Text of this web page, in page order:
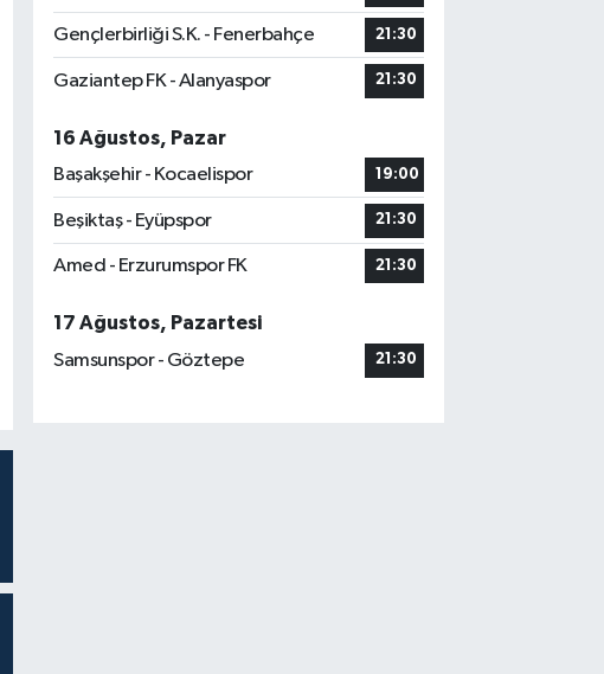
Gençlerbirliği S.K. - Fenerbahçe 21:30
Gaziantep FK - Alanyaspor 21:30
16 Ağustos, Pazar
Başakşehir - Kocaelispor
19:00
Beşiktaş - Eyüpspor 21:30
Amed - Erzurumspor FK 21:30
17 Ağustos, Pazartesi
Samsunspor - Göztepe
21:30